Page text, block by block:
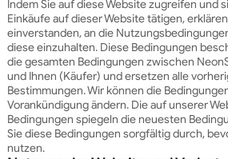
Indem Sie auf diese Website zugreifen und
Einkäufe auf dieser Website tätigen,
einverstanden, an die
diese einzuhalten. Diese Bedingungen
die gesamten Bedingungen zwischen
und Ihnen (Käufer) und ersetzen alle
Bestimmungen. Wir können die
Vorankündigung ändern. Die auf unserer
Bedingungen spiegeln die neuesten
Sie diese Bedingungen sorgfältig durch,
nutzen.